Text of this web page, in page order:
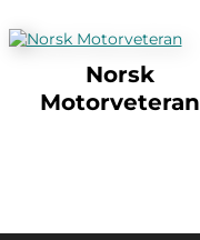
Norsk
Motorveteran